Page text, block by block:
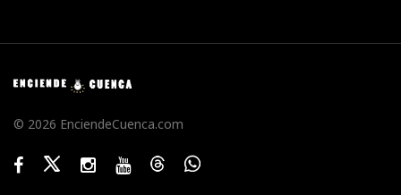
© 2026 EnciendeCuenca.com
FacebookTwitterInstagramYoutubeThreadsWhatsApp